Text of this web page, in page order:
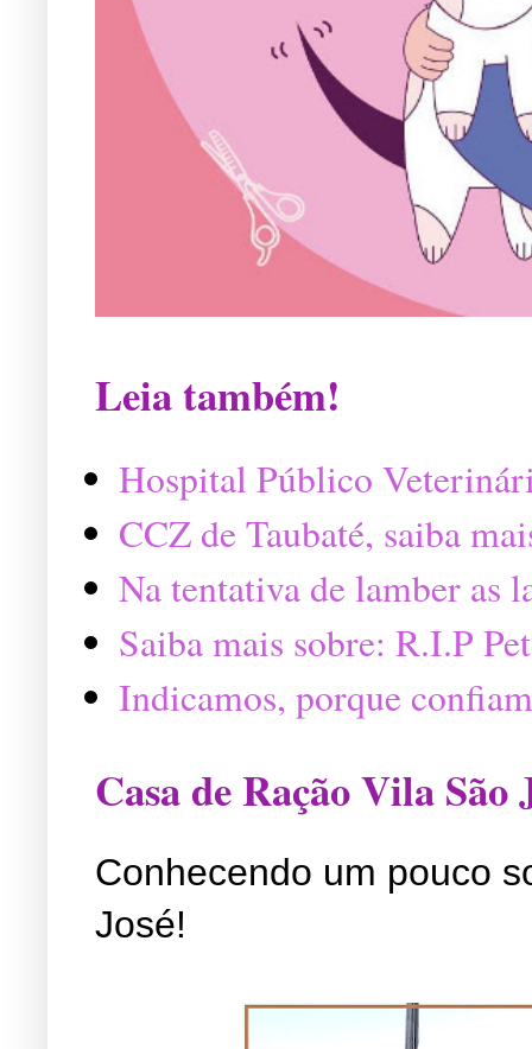
Leia também!
Hospital Público
CCZ de Taubaté, saiba
Na tentativa de lamber as
Saiba mais sobre: R.I.P
Indicamos, porque
Casa de Ração Vila São
Conhecendo um pouco
José!